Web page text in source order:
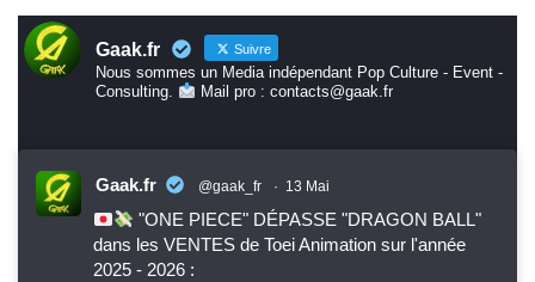
Gaak.fr Suivre
Nous sommes un Media indépendant Pop Culture - Event -
Consulting.
Mail pro : contacts@gaak.fr
Gaak.fr @gaak_fr · 13 Mai
"ONE PIECE" DÉPASSE "DRAGON BALL"
dans les VENTES de Toei Animation sur l'année
2025 - 2026 :